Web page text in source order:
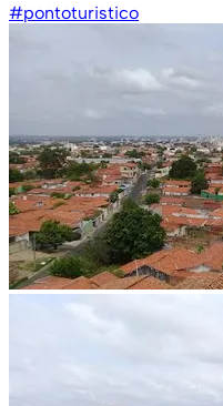
#pontoturistico